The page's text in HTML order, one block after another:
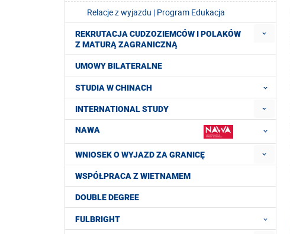
Relacje z wyjazdu | Program Edukacja
REKRUTACJA CUDZOZIEMCÓW I POLAKÓW
Z MATURĄ ZAGRANICZNĄ
UMOWY BILATERALNE
STUDIA W CHINACH
INTERNATIONAL STUDY
NAWA
WNIOSEK O WYJAZD ZA GRANICĘ
WSPÓŁPRACA Z WIETNAMEM
DOUBLE DEGREE
FULBRIGHT